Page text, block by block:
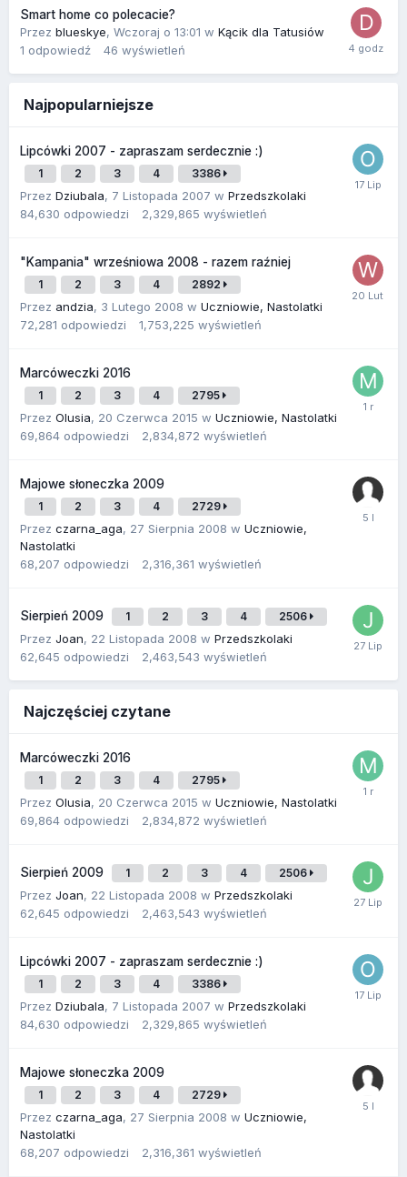
Smart home co polecacie?
Przez blueskye, Wczoraj o 13:01 w Kącik dla Tatusiów
1 odpowiedź 46 wyświetleń
Najpopularniejsze
Lipcówki 2007 - zapraszam serdecznie :)
1 2 3 4 3386
Przez Dziubala, 7 Listopada 2007 w Przedszkolaki
84,630 odpowiedzi 2,329,865 wyświetleń
"Kampania" wrześniowa 2008 - razem raźniej
1 2 3 4 2892
Przez andzia, 3 Lutego 2008 w Uczniowie, Nastolatki
72,281 odpowiedzi 1,753,225 wyświetleń
Marcóweczki 2016
1 2 3 4 2795
Przez Olusia, 20 Czerwca 2015 w Uczniowie, Nastolatki
69,864 odpowiedzi 2,834,872 wyświetleń
Majowe słoneczka 2009
1 2 3 4 2729
Przez czarna_aga, 27 Sierpnia 2008 w Uczniowie,
Nastolatki
68,207 odpowiedzi 2,316,361 wyświetleń
Sierpień 2009 1 2 3 4 2506
Przez Joan, 22 Listopada 2008 w Przedszkolaki
62,645 odpowiedzi 2,463,543 wyświetleń
Najczęściej czytane
Marcóweczki 2016
1 2 3 4 2795
Przez Olusia, 20 Czerwca 2015 w Uczniowie, Nastolatki
69,864 odpowiedzi 2,834,872 wyświetleń
Sierpień 2009 1 2 3 4 2506
Przez Joan, 22 Listopada 2008 w Przedszkolaki
62,645 odpowiedzi 2,463,543 wyświetleń
Lipcówki 2007 - zapraszam serdecznie :)
1 2 3 4 3386
Przez Dziubala, 7 Listopada 2007 w Przedszkolaki
84,630 odpowiedzi 2,329,865 wyświetleń
Majowe słoneczka 2009
1 2 3 4 2729
Przez czarna_aga, 27 Sierpnia 2008 w Uczniowie,
Nastolatki
68,207 odpowiedzi 2,316,361 wyświetleń